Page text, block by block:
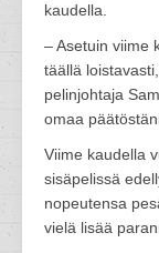
kaudella.
– Asetuin viime
täällä
pelinjohtaja
omaa
Viime kaudella
sisäpelissä
nopeutensa
vielä lisää